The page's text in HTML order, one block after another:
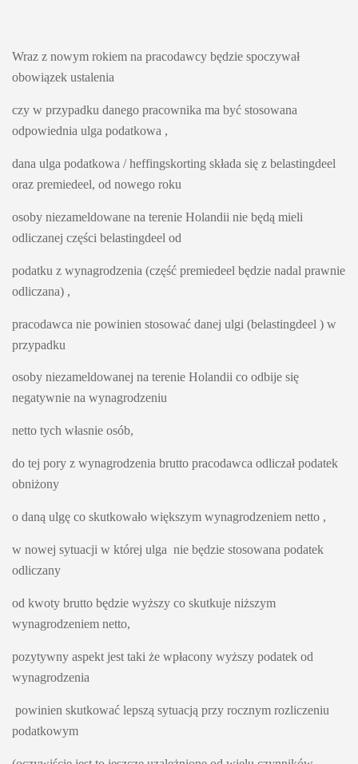
Wraz z nowym rokiem na pracodawcy będzie spoczywał
obowiązek ustalenia
czy w przypadku danego pracownika ma być stosowana
odpowiednia ulga podatkowa ,
dana ulga podatkowa / heffingskorting składa się z belastingdeel
oraz premiedeel, od nowego roku
osoby niezameldowane na terenie Holandii nie będą mieli
odliczanej części belastingdeel od
podatku z wynagrodzenia (część premiedeel będzie nadal prawnie
odliczana) ,
pracodawca nie powinien stosować danej ulgi (belastingdeel ) w
przypadku
osoby niezameldowanej na terenie Holandii co odbije się
negatywnie na wynagrodzeniu
netto tych własnie osób,
do tej pory z wynagrodzenia brutto pracodawca odliczał podatek
obniżony
o daną ulgę co skutkowało większym wynagrodzeniem netto ,
w nowej sytuacji w której ulga  nie będzie stosowana podatek
odliczany
od kwoty brutto będzie wyższy co skutkuje niższym
wynagrodzeniem netto,
pozytywny aspekt jest taki że wpłacony wyższy podatek od
wynagrodzenia
podatkowym